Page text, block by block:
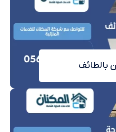
بالطائف